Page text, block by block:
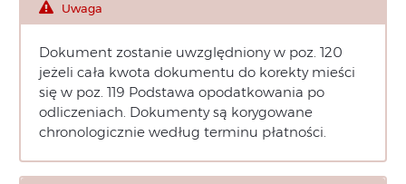
Uwaga
Dokument zostanie uwzględniony w poz. 120
jeżeli cała kwota dokumentu do korekty mieści
się w poz. 119 Podstawa opodatkowania po
odliczeniach. Dokumenty są korygowane
chronologicznie według terminu płatności.